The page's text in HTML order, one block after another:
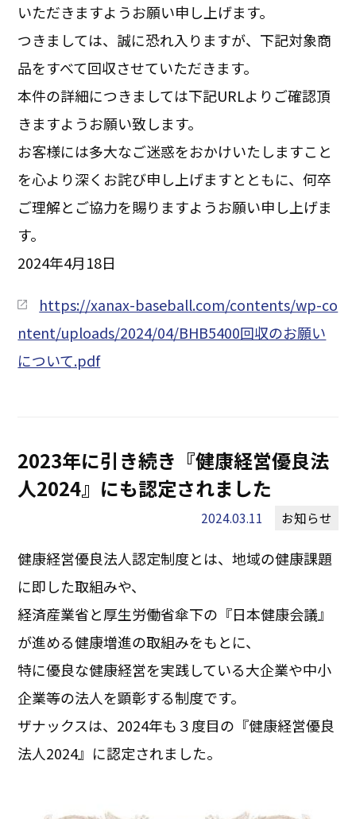
いただきますようお願い申し上げます。
つきましては、誠に恐れ入りますが、下記対象商
品をすべて回収させていただきます。
本件の詳細につきましては下記URLよりご確認頂
きますようお願い致します。
お客様には多大なご迷惑をおかけいたしますこと
を心より深くお詫び申し上げますとともに、何卒
ご理解とご協力を賜りますようお願い申し上げま
す。
2024年4月18日
https://xanax-baseball.com/contents/wp-co
ntent/uploads/2024/04/BHB5400回収のお願い
について.pdf
2023年に引き続き『健康経営優良法
人2024』にも認定されました
2024.03.11 お知らせ
健康経営優良法人認定制度とは、地域の健康課題
に即した取組みや、
経済産業省と厚生労働省傘下の『日本健康会議』
が進める健康増進の取組みをもとに、
特に優良な健康経営を実践している大企業や中小
企業等の法人を顕彰する制度です。
ザナックスは、2024年も３度目の『健康経営優良
法人2024』に認定されました。